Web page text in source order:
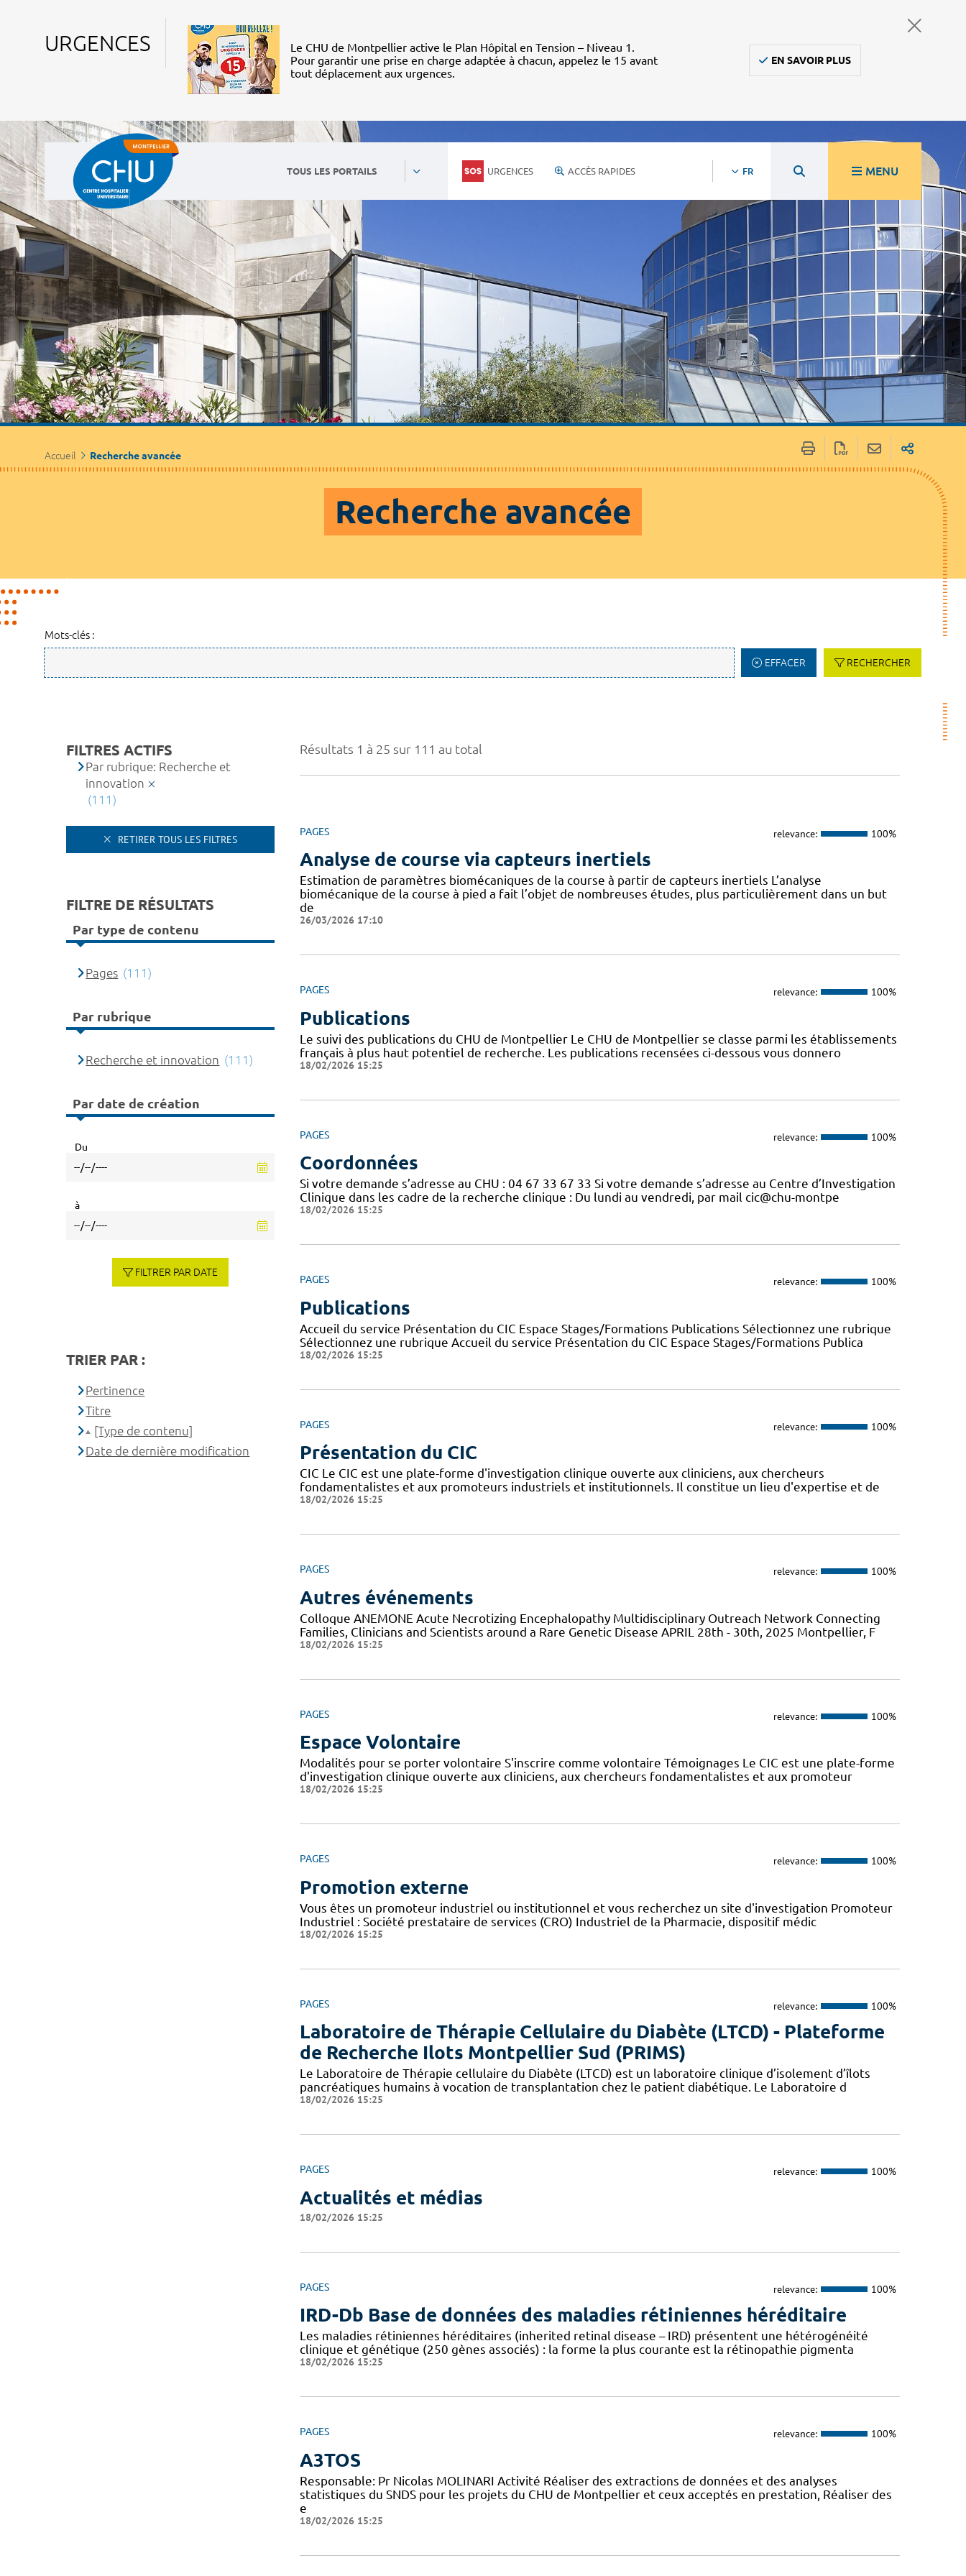
URGENCES
Le CHU de Montpellier active le Plan Hôpital en Tension – Niveau 1.
Pour garantir une prise en charge adaptée à chacun, appelez le 15 avant
tout déplacement aux urgences.
EN SAVOIR PLUS
TOUS LES PORTAILS URGENCES ACCÈS RAPIDES FR MENU
Accueil Recherche avancée
Recherche avancée
Mots-clés :
EFFACER RECHERCHER
Résultats 1 à 25 sur 111 au total
PAGES relevance: 100%
Analyse de course via capteurs inertiels
Estimation de paramètres biomécaniques de la course à partir de capteurs inertiels L’analyse
biomécanique de la course à pied a fait l’objet de nombreuses études, plus particulièrement dans un but
de
26/03/2026 17:10
PAGES relevance: 100%
Publications
Le suivi des publications du CHU de Montpellier Le CHU de Montpellier se classe parmi les établissements
français à plus haut potentiel de recherche. Les publications recensées ci-dessous vous donnero
18/02/2026 15:25
PAGES relevance: 100%
Coordonnées
Si votre demande s’adresse au CHU : 04 67 33 67 33 Si votre demande s’adresse au Centre d’Investigation
Clinique dans les cadre de la recherche clinique : Du lundi au vendredi, par mail cic@chu-montpe
18/02/2026 15:25
PAGES relevance: 100%
Publications
Accueil du service Présentation du CIC Espace Stages/Formations Publications Sélectionnez une rubrique
Sélectionnez une rubrique Accueil du service Présentation du CIC Espace Stages/Formations Publica
18/02/2026 15:25
PAGES relevance: 100%
Présentation du CIC
CIC Le CIC est une plate-forme d'investigation clinique ouverte aux cliniciens, aux chercheurs
fondamentalistes et aux promoteurs industriels et institutionnels. Il constitue un lieu d'expertise et de
18/02/2026 15:25
PAGES relevance: 100%
Autres événements
Colloque ANEMONE Acute Necrotizing Encephalopathy Multidisciplinary Outreach Network Connecting
Families, Clinicians and Scientists around a Rare Genetic Disease APRIL 28th - 30th, 2025 Montpellier, F
18/02/2026 15:25
PAGES relevance: 100%
Espace Volontaire
Modalités pour se porter volontaire S'inscrire comme volontaire Témoignages Le CIC est une plate-forme
d'investigation clinique ouverte aux cliniciens, aux chercheurs fondamentalistes et aux promoteur
18/02/2026 15:25
PAGES relevance: 100%
Promotion externe
Vous êtes un promoteur industriel ou institutionnel et vous recherchez un site d'investigation Promoteur
Industriel : Société prestataire de services (CRO) Industriel de la Pharmacie, dispositif médic
18/02/2026 15:25
PAGES relevance: 100%
Laboratoire de Thérapie Cellulaire du Diabète (LTCD) - Plateforme
de Recherche Ilots Montpellier Sud (PRIMS)
Le Laboratoire de Thérapie cellulaire du Diabète (LTCD) est un laboratoire clinique d’isolement d’îlots
pancréatiques humains à vocation de transplantation chez le patient diabétique. Le Laboratoire d
18/02/2026 15:25
PAGES relevance: 100%
Actualités et médias
18/02/2026 15:25
PAGES relevance: 100%
IRD-Db Base de données des maladies rétiniennes héréditaire
Les maladies rétiniennes héréditaires (inherited retinal disease – IRD) présentent une hétérogénéité
clinique et génétique (250 gènes associés) : la forme la plus courante est la rétinopathie pigmenta
18/02/2026 15:25
PAGES relevance: 100%
A3TOS
Responsable: Pr Nicolas MOLINARI Activité Réaliser des extractions de données et des analyses
statistiques du SNDS pour les projets du CHU de Montpellier et ceux acceptés en prestation, Réaliser des
e
18/02/2026 15:25
FILTRES ACTIFS
Par rubrique: Recherche et
innovation
(111)
RETIRER TOUS LES FILTRES
FILTRE DE RÉSULTATS
Par type de contenu
Pages (111)
Par rubrique
Recherche et innovation (111)
Par date de création
Du
à
FILTRER PAR DATE
TRIER PAR :
Pertinence
Titre
[Type de contenu]
Date de dernière modification